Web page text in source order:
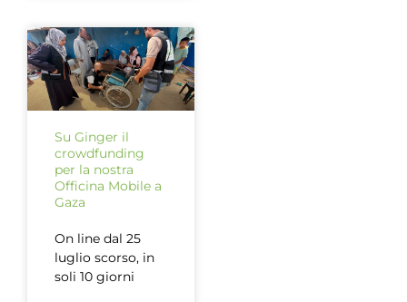
Su Ginger il
crowdfunding
per la nostra
Officina Mobile a
Gaza
On line dal 25
luglio scorso, in
soli 10 giorni